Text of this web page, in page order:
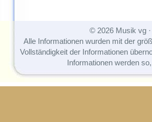
© 2026 Musik vg ·
Alle Informationen wurden mit der
Vollständigkeit der Informationen
Informationen werden